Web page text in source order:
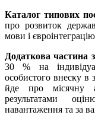
Каталог типових
про розвиток
мови і
Додаткова частина
30 % на
особистого внеску в
йде про місячну
результатами
навантаження та за